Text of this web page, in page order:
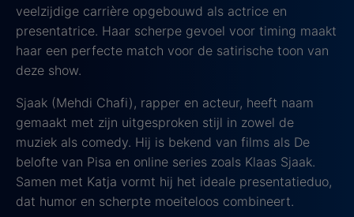
veelzijdige carrière opgebouwd als actrice en
presentatrice. Haar scherpe gevoel voor timing maakt
haar een perfecte match voor de satirische toon van
deze show.
Sjaak (Mehdi Chafi), rapper en acteur, heeft naam
gemaakt met zijn uitgesproken stijl in zowel de
muziek als comedy. Hij is bekend van films als De
belofte van Pisa en online series zoals Klaas Sjaak.
Samen met Katja vormt hij het ideale presentatieduo,
dat humor en scherpte moeiteloos combineert.